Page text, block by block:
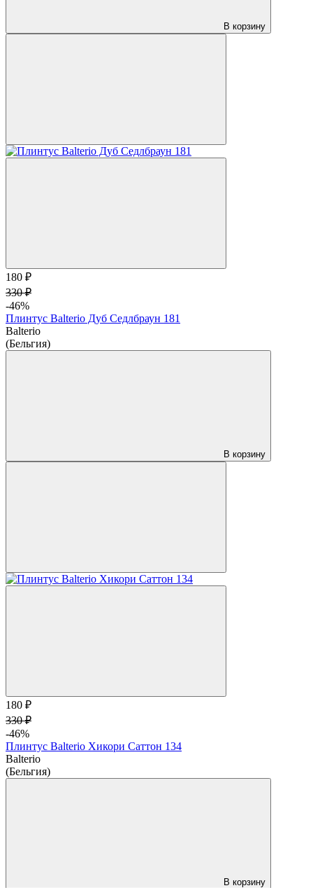
В корзину
180 ₽
330 ₽
-46%
Плинтус Balterio Дуб Седлбраун 181
Balterio
(Бельгия)
В корзину
180 ₽
330 ₽
-46%
Плинтус Balterio Хикори Саттон 134
Balterio
(Бельгия)
В корзину